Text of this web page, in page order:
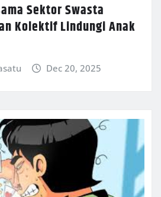
Sektor Swasta
Kolektif Lindungi Anak
Dec 20, 2025